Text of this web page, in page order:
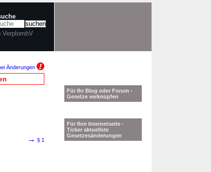
VerplombV
Änderungen
→ § 1
Für Ihr Blog oder Forum -
Gesetze verknüpfen
Für Ihre Internetseite -
Ticker aktuellste
Gesetzesänderungen